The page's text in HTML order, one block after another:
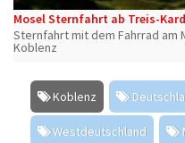
Mosel Sternfahrt ab Treis-
Sternfahrt mit dem Fahrrad am
Koblenz
Koblenz
Westdeutschland